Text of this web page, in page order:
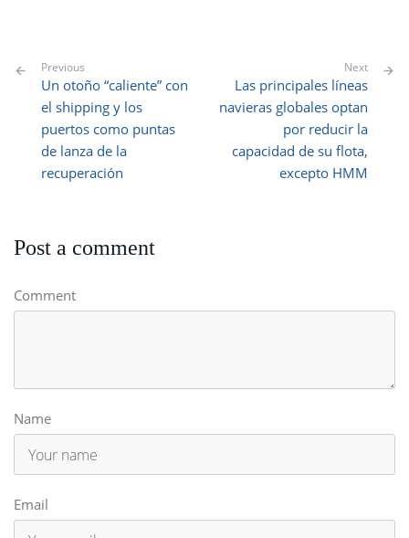
Previous
Un otoño “caliente” con
el shipping y los
puertos como puntas
de lanza de la
recuperación
Next
Las principales líneas
navieras globales optan
por reducir la
capacidad de su flota,
excepto HMM
Post a comment
Comment
Name
Email